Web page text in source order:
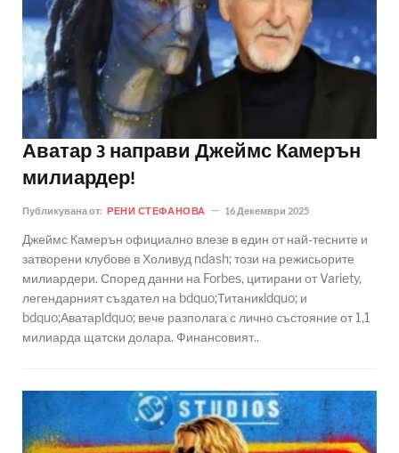
Аватар 3 направи Джеймс Камерън
милиардер!
Публикувана от: РЕНИ СТЕФАНОВА 16 Декември 2025
Джеймс Камерън официално влезе в един от най-тесните и
затворени клубове в Холивуд ndash; този на режисьорите
милиардери. Според данни на Forbes, цитирани от Variety,
легендарният създател на bdquo;Титаникldquo; и
bdquo;Аватарldquo; вече разполага с лично състояние от 1,1
милиарда щатски долара. Финансовият..